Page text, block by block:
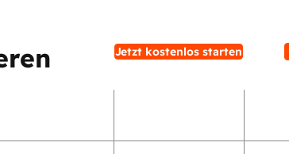
Jetzt kostenlos starten